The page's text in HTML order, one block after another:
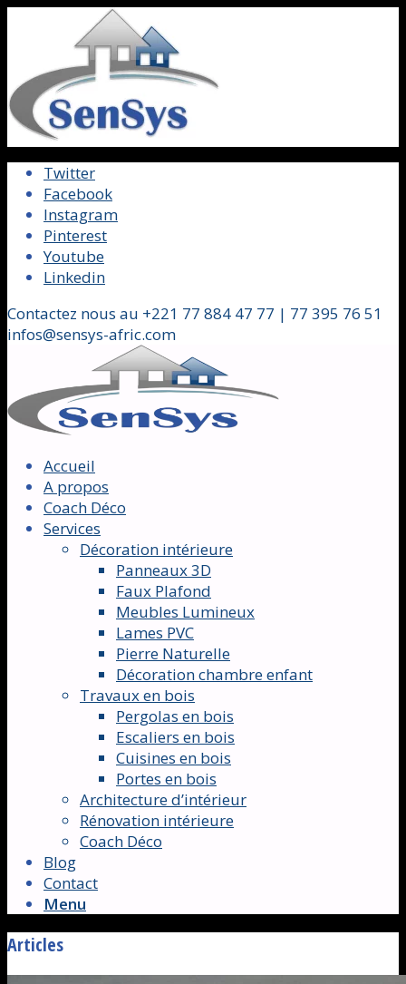
Twitter
Facebook
Instagram
Pinterest
Youtube
Linkedin
Contactez nous au +221 77 884 47 77 | 77 395 76 51
infos@sensys-afric.com
Accueil
A propos
Coach Déco
Services
Décoration intérieure
Panneaux 3D
Faux Plafond
Meubles Lumineux
Lames PVC
Pierre Naturelle
Décoration chambre enfant
Travaux en bois
Pergolas en bois
Escaliers en bois
Cuisines en bois
Portes en bois
Architecture d’intérieur
Rénovation intérieure
Coach Déco
Blog
Contact
Menu
Articles